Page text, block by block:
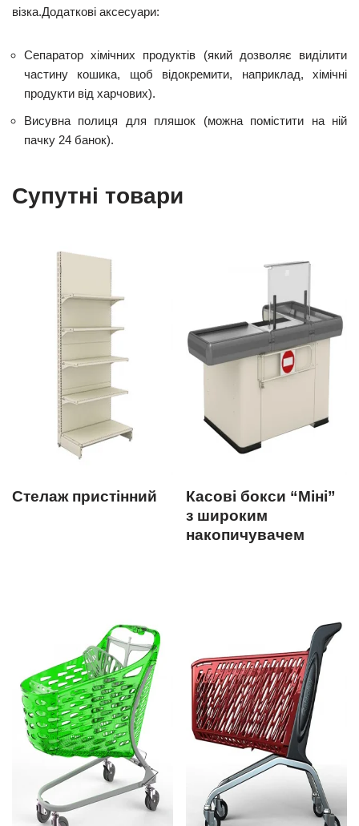
візка.Додаткові аксесуари:
Сепаратор хімічних продуктів (який дозволяє виділити
частину кошика, щоб відокремити, наприклад, хімічні
продукти від харчових).
Висувна полиця для пляшок (можна помістити на ній
пачку 24 банок).
Супутні товари
Стелаж пристінний
Касові бокси “Міні”
з широким
накопичувачем